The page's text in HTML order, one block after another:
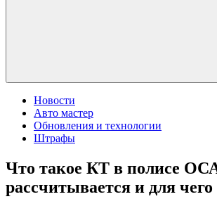
Новости
Авто мастер
Обновления и технологии
Штрафы
Что такое КТ в полисе
рассчитывается и для